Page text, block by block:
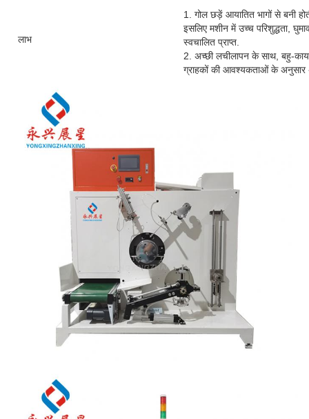
लाभ
1. गोल छड़ें आयातित भागों से बनी
इसलिए मशीन में उच्च परिशुद्धता,
स्वचालित प्राप्त.
2. अच्छी लचीलापन के साथ, बहु-
ग्राहकों की आवश्यकताओं के